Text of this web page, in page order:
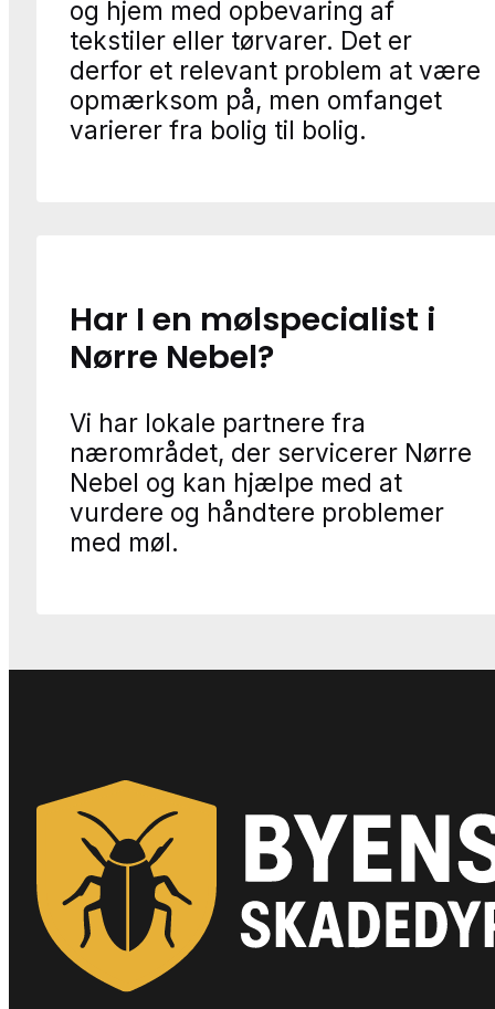
og hjem med opbevaring af
tekstiler eller tørvarer. Det er
derfor et relevant problem at være
opmærksom på, men omfanget
varierer fra bolig til bolig.
Har I en mølspecialist i
Nørre Nebel?
Vi har lokale partnere fra
nærområdet, der servicerer Nørre
Nebel og kan hjælpe med at
vurdere og håndtere problemer
med møl.